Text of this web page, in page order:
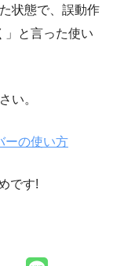
状態で、誤動作
」と言った使い
い。
ーの使い方
です!